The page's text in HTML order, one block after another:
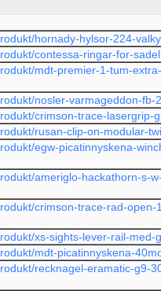
hornady-hylsor-224-
contessa-ringar-for-
mdt-premier-1-tum-
nosler-varmageddon-fb-
crimson-trace-lasergrip-
rusan-clip-on-modular-
egw-picatinnyskena-
ameriglo-hackathorn-s-
crimson-trace-rad-
xs-sights-lever-rail-
mdt-picatinnyskena-
recknagel-eramatic-g9-